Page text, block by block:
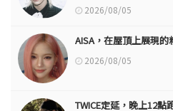
2026/08/05
AISA，在屋頂上展現
2026/08/05
TWICE定延，晚上12